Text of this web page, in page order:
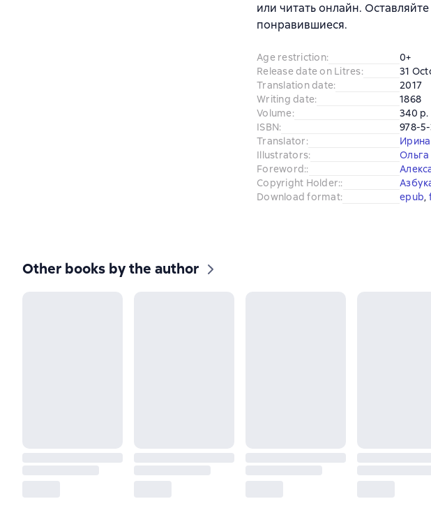
или читать онлайн.
понравившиеся.
Age restriction:
0+
Release date on Litres:
31
Translation date:
2017
Writing date:
1868
Volume:
340 p.
ISBN:
978-
Translator:
Illustrators:
Ольга
Foreword::
Copyright Holder::
Download format: epub,
Other books by the author